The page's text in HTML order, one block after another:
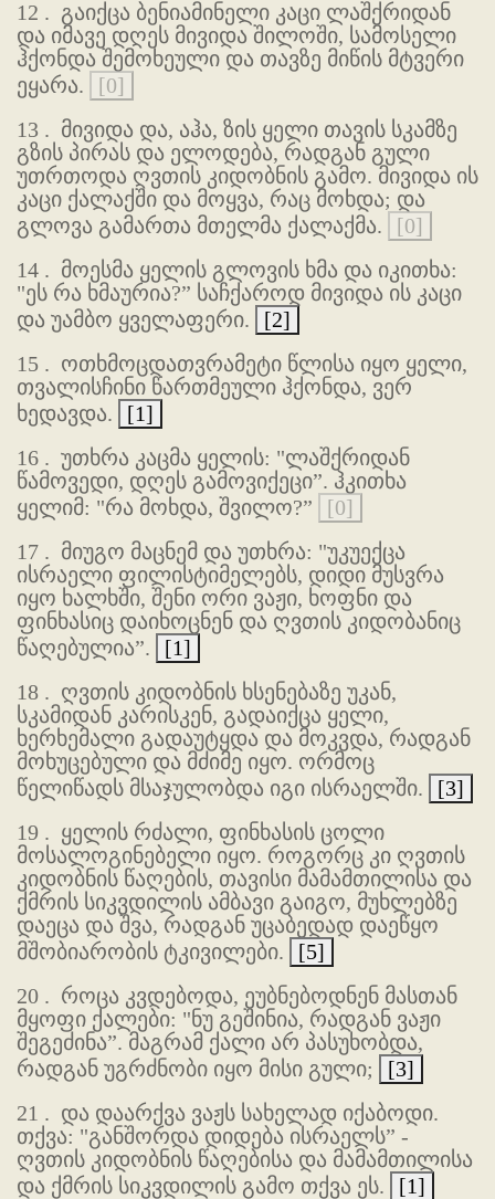
12 . გაიქცა ბენიამინელი კაცი ლაშქრიდან
და იმავე დღეს მივიდა შილოში, სამოსელი
ჰქონდა შემოხეული და თავზე მიწის მტვერი
ეყარა.
[0]
13 . მივიდა და, აჰა, ზის ყელი თავის სკამზე
გზის პირას და ელოდება, რადგან გული
უთრთოდა ღვთის კიდობნის გამო. მივიდა ის
კაცი ქალაქში და მოყვა, რაც მოხდა; და
გლოვა გამართა მთელმა ქალაქმა.
[0]
14 . მოესმა ყელის გლოვის ხმა და იკითხა:
"ეს რა ხმაურია?” საჩქაროდ მივიდა ის კაცი
და უამბო ყველაფერი.
[2]
15 . ოთხმოცდათვრამეტი წლისა იყო ყელი,
თვალისჩინი წართმეული ჰქონდა, ვერ
ხედავდა.
[1]
16 . უთხრა კაცმა ყელის: "ლაშქრიდან
წამოვედი, დღეს გამოვიქეცი”. ჰკითხა
ყელიმ: "რა მოხდა, შვილო?”
[0]
17 . მიუგო მაცნემ და უთხრა: "უკუექცა
ისრაელი ფილისტიმელებს, დიდი მუსვრა
იყო ხალხში, შენი ორი ვაჟი, ხოფნი და
ფინხასიც დაიხოცნენ და ღვთის კიდობანიც
წაღებულია”.
[1]
18 . ღვთის კიდობნის ხსენებაზე უკან,
სკამიდან კარისკენ, გადაიქცა ყელი,
ხერხემალი გადაუტყდა და მოკვდა, რადგან
მოხუცებული და მძიმე იყო. ორმოც
წელიწადს მსაჯულობდა იგი ისრაელში.
[3]
19 . ყელის რძალი, ფინხასის ცოლი
მოსალოგინებელი იყო. როგორც კი ღვთის
კიდობნის წაღების, თავისი მამამთილისა და
ქმრის სიკვდილის ამბავი გაიგო, მუხლებზე
დაეცა და შვა, რადგან უცაბედად დაეწყო
მშობიარობის ტკივილები.
[5]
20 . როცა კვდებოდა, ეუბნებოდნენ მასთან
მყოფი ქალები: "ნუ გეშინია, რადგან ვაჟი
შეგეძინა”. მაგრამ ქალი არ პასუხობდა,
რადგან უგრძნობი იყო მისი გული;
[3]
21 . და დაარქვა ვაჟს სახელად იქაბოდი.
თქვა: "განშორდა დიდება ისრაელს” -
ღვთის კიდობნის წაღებისა და მამამთილისა
და ქმრის სიკვდილის გამო თქვა ეს.
[1]